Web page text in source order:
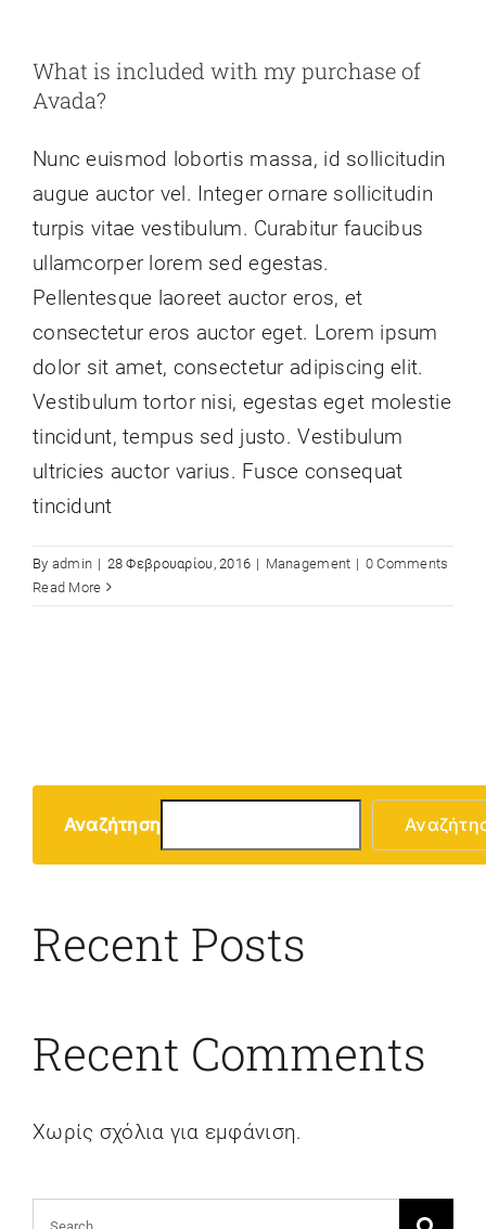
What is included with my purchase of
Avada?
Nunc euismod lobortis massa, id sollicitudin
augue auctor vel. Integer ornare sollicitudin
turpis vitae vestibulum. Curabitur faucibus
ullamcorper lorem sed egestas.
Pellentesque laoreet auctor eros, et
consectetur eros auctor eget. Lorem ipsum
dolor sit amet, consectetur adipiscing elit.
Vestibulum tortor nisi, egestas eget molestie
tincidunt, tempus sed justo. Vestibulum
ultricies auctor varius. Fusce consequat
tincidunt
By admin | 28 Φεβρουαρίου, 2016 | Management | 0 Comments
Read More
Αναζήτηση
Recent Posts
Recent Comments
Χωρίς σχόλια για εμφάνιση.
Search